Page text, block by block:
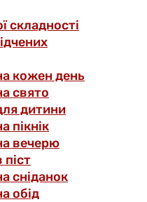
складності
кожен день
свято
дитини
пікнік
вечерю
сніданок
обід